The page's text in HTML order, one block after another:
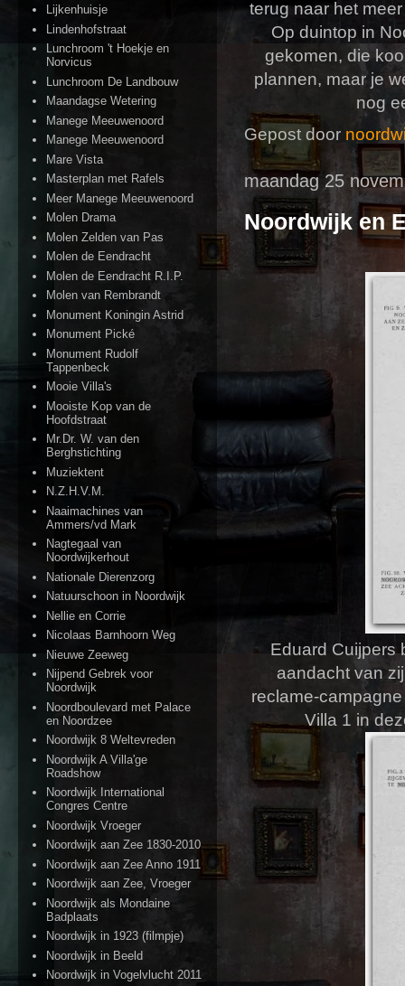
terug naar het
Op duintop in
gekomen, die
plannen, maar je
nog
Gepost door
maandag 25
Noordwijk en
Eduard Cuijpers
aandacht van
reclame-
Villa 1 in
Lijkenhuisje
Lindenhofstraat
Lunchroom 't Hoekje en
Norvicus
Lunchroom De Landbouw
Maandagse Wetering
Manege Meeuwenoord
Manege Meeuwenoord
Mare Vista
Masterplan met Rafels
Meer Manege Meeuwenoord
Molen Drama
Molen Zelden van Pas
Molen de Eendracht
Molen de Eendracht R.I.P.
Molen van Rembrandt
Monument Koningin Astrid
Monument Pické
Monument Rudolf
Tappenbeck
Mooie Villa's
Mooiste Kop van de
Hoofdstraat
Mr.Dr. W. van den
Berghstichting
Muziektent
N.Z.H.V.M.
Naaimachines van
Ammers/vd Mark
Nagtegaal van
Noordwijkerhout
Nationale Dierenzorg
Natuurschoon in Noordwijk
Nellie en Corrie
Nicolaas Barnhoorn Weg
Nieuwe Zeeweg
Nijpend Gebrek voor
Noordwijk
Noordboulevard met Palace
en Noordzee
Noordwijk 8 Weltevreden
Noordwijk A Villa'ge
Roadshow
Noordwijk International
Congres Centre
Noordwijk Vroeger
Noordwijk aan Zee 1830-2010
Noordwijk aan Zee Anno 1911
Noordwijk aan Zee, Vroeger
Noordwijk als Mondaine
Badplaats
Noordwijk in 1923 (filmpje)
Noordwijk in Beeld
Noordwijk in Vogelvlucht 2011